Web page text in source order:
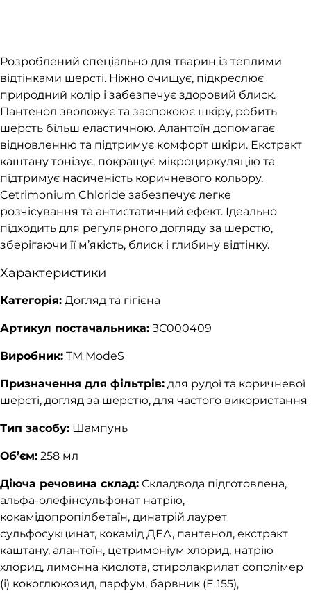
Розроблений спеціально для тварин із теплими
відтінками шерсті. Ніжно очищує, підкреслює
природний колір і забезпечує здоровий блиск.
Пантенол зволожує та заспокоює шкіру, робить
шерсть більш еластичною. Алантоїн допомагає
відновленню та підтримує комфорт шкіри. Екстракт
каштану тонізує, покращує мікроциркуляцію та
підтримує насиченість коричневого кольору.
Cetrimonium Chloride забезпечує легке
розчісування та антистатичний ефект. Ідеально
підходить для регулярного догляду за шерстю,
зберігаючи її м’якість, блиск і глибину відтінку.
Характеристики
Категорія: Догляд та гігієна
Артикул постачальника: ЗС000409
Виробник: TM ModeS
Призначення для фільтрів: для рудої та коричневої
шерсті, догляд за шерстю, для частого використання
Тип засобу: Шампунь
Об’єм: 258 мл
Діюча речовина склад: Склад:вода підготовлена,
альфа-олефінсульфонат натрію,
кокамідопропілбетаїн, динатрій лаурет
сульфосукцинат, кокамід ДЕА, пантенол, екстракт
каштану, алантоїн, цетримоніум хлорид, натрію
хлорид, лимонна кислота, стиролакрилат сополімер
(і) кокоглюкозид, парфум, барвник (E 155),